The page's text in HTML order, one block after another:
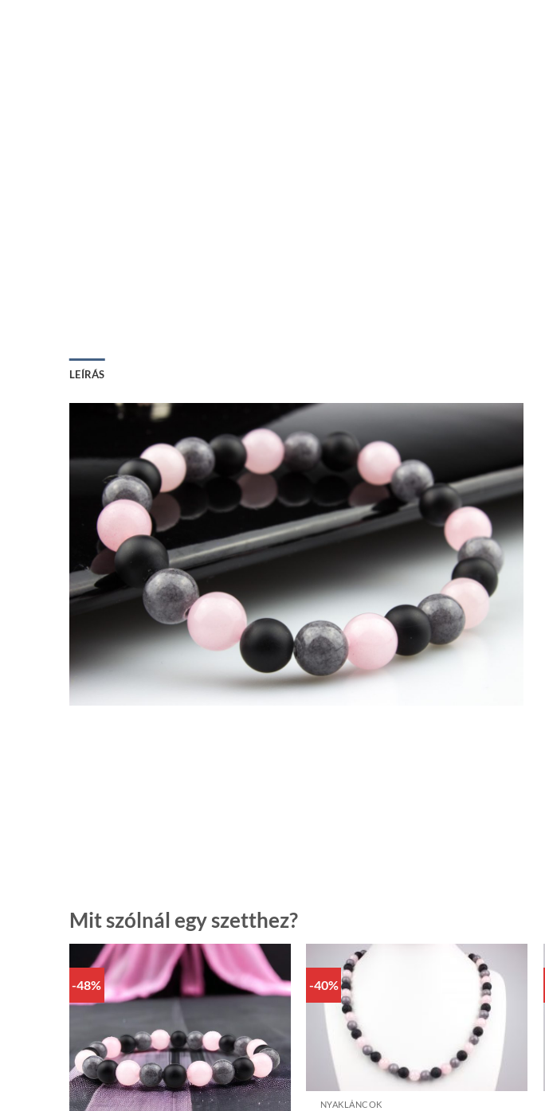
LEÍRÁS
Mit szólnál egy szetthez?
-48% -40%
NYAKLÁNCOK